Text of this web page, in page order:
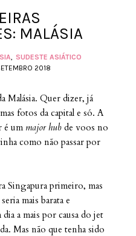
MALÁSIA
SUDESTE ASIÁTICO
2018
Malásia. Quer dizer, já
fotos da capital e só. A
é um major hub de voos no
como não passar por
Singapura primeiro, mas
mais barata e
a mais por causa do jet
Mas não que tenha sido